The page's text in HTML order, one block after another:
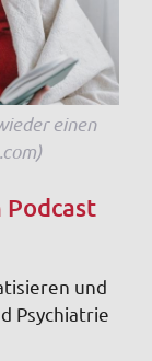
einen
Podcast
und
Psychiatrie